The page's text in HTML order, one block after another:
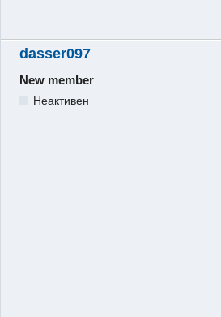
dasser097
New member
Неактивен